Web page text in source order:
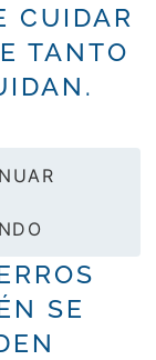
CUIDAR
TANTO
SE